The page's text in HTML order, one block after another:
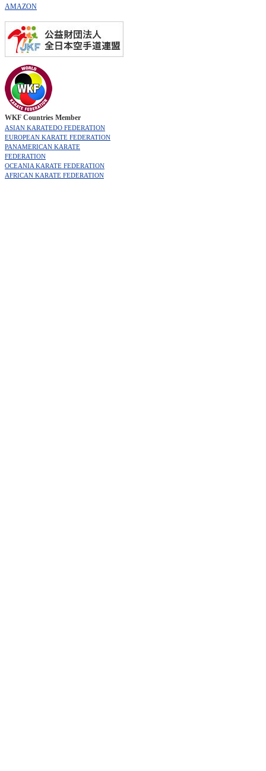
AMAZON
WKF Countries Member
ASIAN KARATEDO FEDERATION
EUROPEAN KARATE FEDERATION
PANAMERICAN KARATE
FEDERATION
OCEANIA KARATE FEDERATION
AFRICAN KARATE FEDERATION